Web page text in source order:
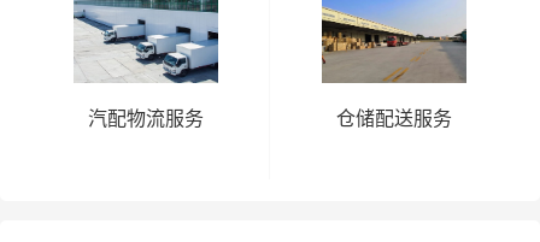
汽配物流服务 仓储配送服务